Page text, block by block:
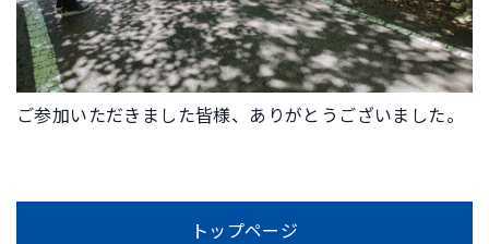
ご参加いただきました皆様、ありがとうございました。
トップページ